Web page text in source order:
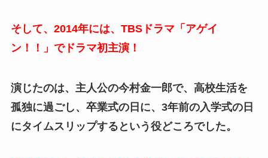
そして、2014年には、TBSドラマ「アゲイ
ン！！」でドラマ初主演！
演じたのは、主人公の今村金一郎で、高校生活を
孤独に過ごし、卒業式の日に、3年前の入学式の日
にタイムスリップするという役どころでした。